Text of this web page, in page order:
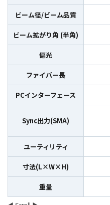
ビーム径/ビーム品質
ビーム拡がり角 (半角)
偏光
ファイバー長
PCインターフェース
Sync出力(SMA)
ユーティリティ
寸法(L×W×H)
重量